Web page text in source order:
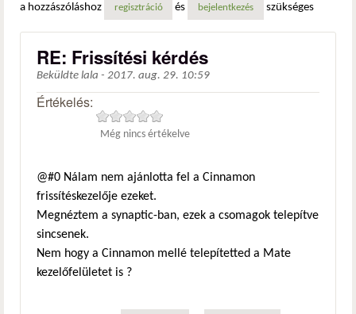
a hozzászóláshoz regisztráció és bejelentkezés szükséges
RE: Frissítési kérdés
Beküldte lala - 2017. aug. 29. 10:59
Értékelés:
Még nincs értékelve
@#0 Nálam nem ajánlotta fel a Cinnamon
frissítéskezelője ezeket.
Megnéztem a synaptic-ban, ezek a csomagok telepítve
sincsenek.
Nem hogy a Cinnamon mellé telepítetted a Mate
kezelőfelületet is ?